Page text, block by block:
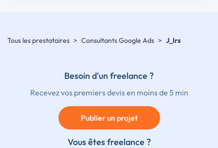
Tous les prestataires > Consultants Google Ads > J_lrs
Besoin d'un freelance ?
Recevez vos premiers devis en moins de 5 min
Publier un projet
Vous êtes freelance ?